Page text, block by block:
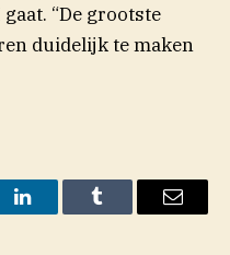
“De grootste
duidelijk te maken
LinkedInTumblr Email